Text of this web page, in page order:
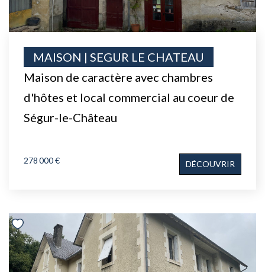
Maison de caractère avec chambres
d'hôtes et local commercial au coeur de
Ségur-le-Château
MAISON | SEGUR LE CHATEAU
278 000 € DÉCOUVRIR